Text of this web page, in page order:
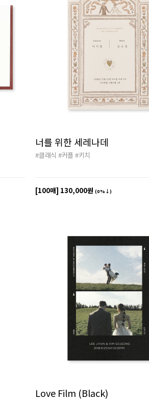
너를 위한 세레나데
#클래식 #커플 #키치
[100매] 130,000원 (0%↓)
Love Film (Black)